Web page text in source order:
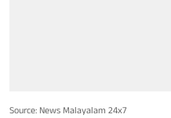
Source: News Malayalam 24x7